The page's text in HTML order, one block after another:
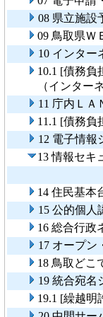
08 県立施設
09 鳥取県Ｗ
10 インター
10.1 [債務
（インター
11 庁内ＬＡ
11.1 [債務
12 電子情報
13 情報セキ
14 住民基本
15 公的個人
16 総合行政
17 オープン
18 鳥取どこ
19 統合宛名
19.1 [繰越明